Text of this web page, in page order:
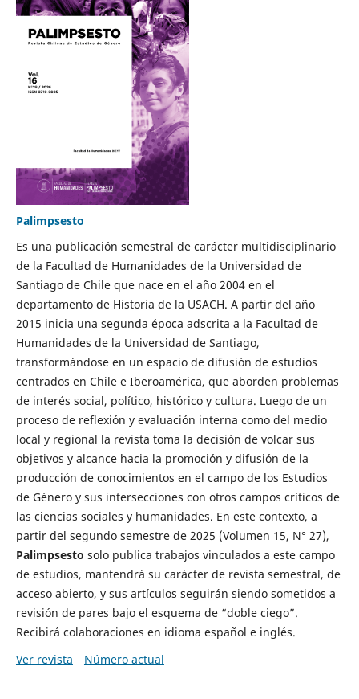
Palimpsesto
Es una publicación semestral de carácter multidisciplinario
de la Facultad de Humanidades de la Universidad de
Santiago de Chile que nace en el año 2004 en el
departamento de Historia de la USACH. A partir del año
2015 inicia una segunda época adscrita a la Facultad de
Humanidades de la Universidad de Santiago,
transformándose en un espacio de difusión de estudios
centrados en Chile e Iberoamérica, que aborden problemas
de interés social, político, histórico y cultura. Luego de un
proceso de reflexión y evaluación interna como del medio
local y regional la revista toma la decisión de volcar sus
objetivos y alcance hacia la promoción y difusión de la
producción de conocimientos en el campo de los Estudios
de Género y sus intersecciones con otros campos críticos de
las ciencias sociales y humanidades. En este contexto, a
partir del segundo semestre de 2025 (Volumen 15, N° 27),
Palimpsesto solo publica trabajos vinculados a este campo
de estudios, mantendrá su carácter de revista semestral, de
acceso abierto, y sus artículos seguirán siendo sometidos a
revisión de pares bajo el esquema de “doble ciego”.
Recibirá colaboraciones en idioma español e inglés.
Ver revista
Número actual